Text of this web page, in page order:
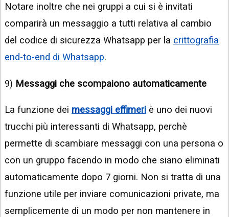
Notare inoltre che nei gruppi a cui si è invitati
comparirà un messaggio a tutti relativa al cambio
del codice di sicurezza Whatsapp per la crittografia
end-to-end di Whatsapp.
9) Messaggi che scompaiono automaticamente
La funzione dei messaggi effimeri è uno dei nuovi
trucchi più interessanti di Whatsapp, perchè
permette di scambiare messaggi con una persona o
con un gruppo facendo in modo che siano eliminati
automaticamente dopo 7 giorni. Non si tratta di una
funzione utile per inviare comunicazioni private, ma
semplicemente di un modo per non mantenere in